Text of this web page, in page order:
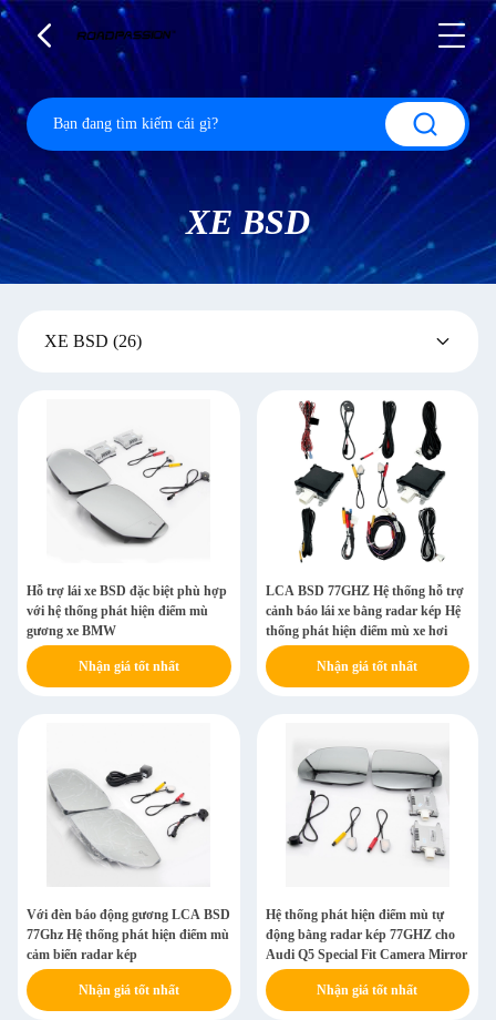
XE BSD
XE BSD (26)
Hỗ trợ lái xe BSD đặc biệt phù hợp
với hệ thống phát hiện điểm mù
gương xe BMW
Nhận giá tốt nhất
LCA BSD 77GHZ Hệ thống hỗ trợ
cảnh báo lái xe bằng radar kép Hệ
thống phát hiện điểm mù xe hơi
Nhận giá tốt nhất
Với đèn báo động gương LCA BSD
77Ghz Hệ thống phát hiện điểm mù
cảm biến radar kép
Nhận giá tốt nhất
Hệ thống phát hiện điểm mù tự
động bằng radar kép 77GHZ cho
Audi Q5 Special Fit Camera Mirror
Nhận giá tốt nhất